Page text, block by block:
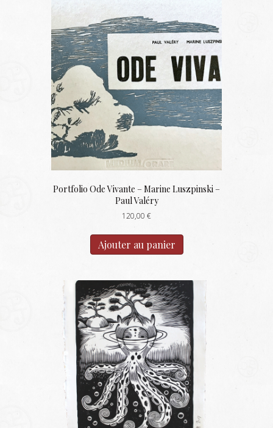
Portfolio Ode Vivante – Marine Luszpinski –
Paul Valéry
120,00 €
Ajouter au panier